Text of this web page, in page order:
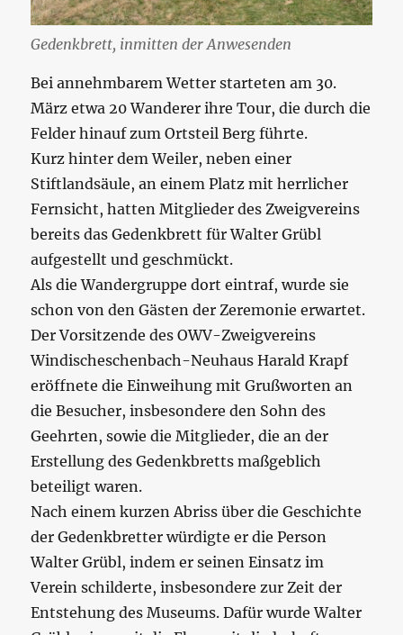
Gedenkbrett, inmitten der Anwesenden
Bei annehmbarem Wetter starteten am 30.
März etwa 20 Wanderer ihre Tour, die durch die
Felder hinauf zum Ortsteil Berg führte.
Kurz hinter dem Weiler, neben einer
Stiftlandsäule, an einem Platz mit herrlicher
Fernsicht, hatten Mitglieder des Zweigvereins
bereits das Gedenkbrett für Walter Grübl
aufgestellt und geschmückt.
Als die Wandergruppe dort eintraf, wurde sie
schon von den Gästen der Zeremonie erwartet.
Der Vorsitzende des OWV-Zweigvereins
Windischeschenbach-Neuhaus Harald Krapf
eröffnete die Einweihung mit Grußworten an
die Besucher, insbesondere den Sohn des
Geehrten, sowie die Mitglieder, die an der
Erstellung des Gedenkbretts maßgeblich
beteiligt waren.
Nach einem kurzen Abriss über die Geschichte
der Gedenkbretter würdigte er die Person
Walter Grübl, indem er seinen Einsatz im
Verein schilderte, insbesondere zur Zeit der
Entstehung des Museums. Dafür wurde Walter